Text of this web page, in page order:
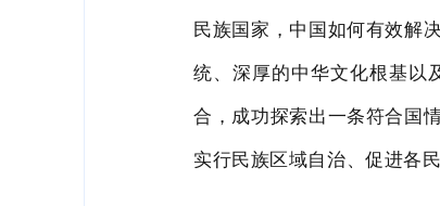
民族国家，中国如何有效解
统、深厚的中华文化根基以
合，成功探索出一条符合国
实行民族区域自治、促进各